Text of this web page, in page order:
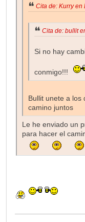
Cita de: Kurry en
Cita de: bullit
Si no hay
conmigo!!!
Bullit unete a los
camino juntos
Le he enviado un
para hacer el